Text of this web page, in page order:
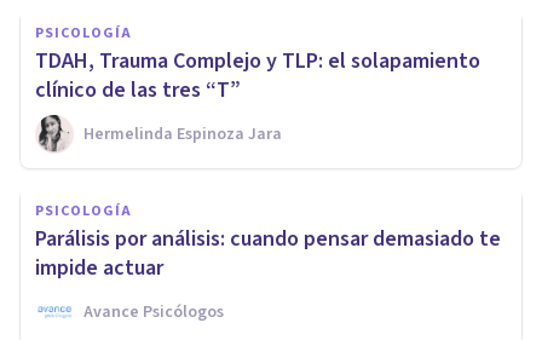
PSICOLOGÍA
TDAH, Trauma Complejo y TLP: el solapamiento
clínico de las tres “T”
Hermelinda Espinoza Jara
PSICOLOGÍA
Parálisis por análisis: cuando pensar demasiado te
impide actuar
Avance Psicólogos